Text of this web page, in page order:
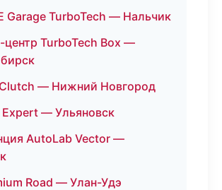
Garage TurboTech — Нальчик
центр TurboTech Box —
— Нижний Новгород
— Ульяновск
AutoLab Vector —
Road — Улан-Удэ